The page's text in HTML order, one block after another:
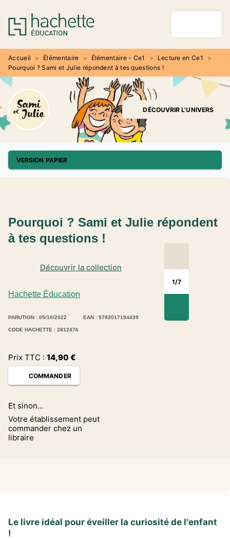
MENU RECHERCHE
PIED DE PAGE
Accueil > Élémentaire > Élémentaire - Ce1 > Lecture en Ce1
>
Pourquoi ? Sami et Julie répondent à tes questions !
DÉCOUVRIR L'UNIVERS
VERSION PAPIER
1/7
Hachette Éducation
Découvrir la collection
Pourquoi ? Sami et Julie répondent
à tes questions !
PARUTION : 05/10/2022 EAN : 9782017194439
CODE HACHETTE : 2812476
Prix TTC : 14,90 €
COMMANDER
Et sinon...
Votre établissement peut
commander chez un
libraire
Le livre idéal pour éveiller la curiosité de l'enfant
!